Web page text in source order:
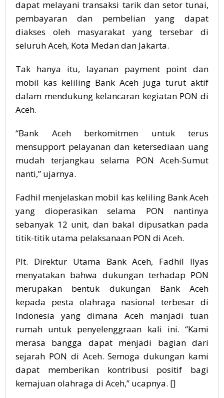
dapat melayani transaksi tarik dan setor tunai,
pembayaran dan pembelian yang dapat
diakses oleh masyarakat yang tersebar di
seluruh Aceh, Kota Medan dan Jakarta.
Tak hanya itu, layanan payment point dan
mobil kas keliling Bank Aceh juga turut aktif
dalam mendukung kelancaran kegiatan PON di
Aceh.
“Bank Aceh berkomitmen untuk terus
mensupport pelayanan dan ketersediaan uang
mudah terjangkau selama PON Aceh-Sumut
nanti,” ujarnya.
Fadhil menjelaskan mobil kas keliling Bank Aceh
yang dioperasikan selama PON nantinya
sebanyak 12 unit, dan bakal dipusatkan pada
titik-titik utama pelaksanaan PON di Aceh.
Plt. Direktur Utama Bank Aceh, Fadhil Ilyas
menyatakan bahwa dukungan terhadap PON
merupakan bentuk dukungan Bank Aceh
kepada pesta olahraga nasional terbesar di
Indonesia yang dimana Aceh manjadi tuan
rumah untuk penyelenggraan kali ini. “Kami
merasa bangga dapat menjadi bagian dari
sejarah PON di Aceh. Semoga dukungan kami
dapat memberikan kontribusi positif bagi
kemajuan olahraga di Aceh,” ucapnya. []